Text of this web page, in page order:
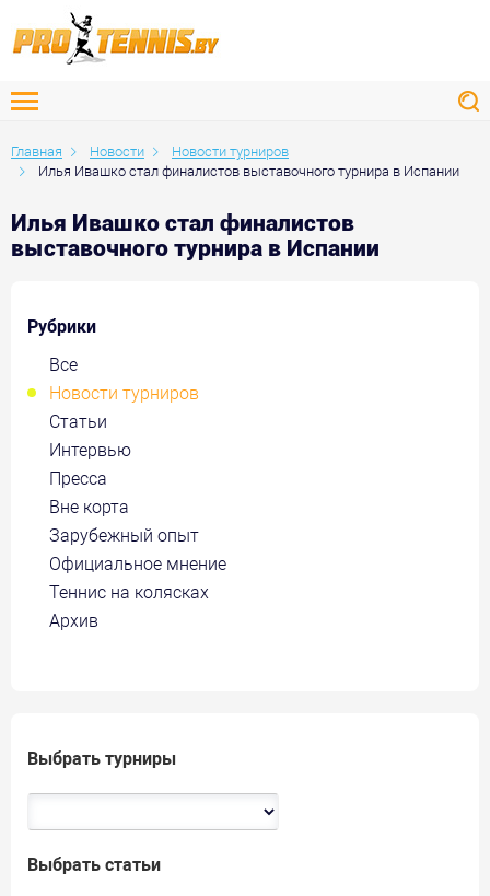
Главная Новости
Новости турниров
Илья Ивашко стал финалистов выставочного турнира в Испании
Илья Ивашко стал финалистов
выставочного турнира в Испании
Рубрики
Все
Новости турниров
Статьи
Интервью
Пресса
Вне корта
Зарубежный опыт
Официальное мнение
Теннис на колясках
Архив
Выбрать турниры
Выбрать статьи